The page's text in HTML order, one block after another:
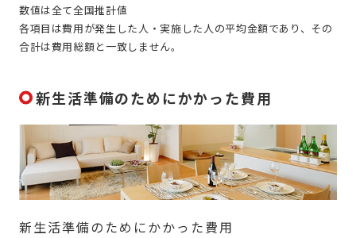
数値は全て全国推計値
各項目は費用が発生した人・実施した人の平均金額であり、その
合計は費用総額と一致しません。
新生活準備のためにかかった費用
新生活準備のためにかかった費用